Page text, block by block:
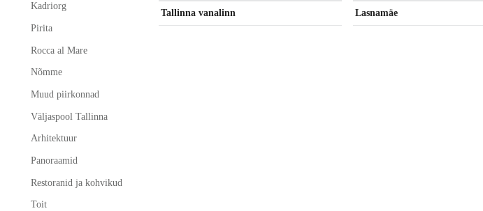
Kadriorg
Pirita
Rocca al Mare
Nõmme
Muud piirkonnad
Väljaspool Tallinna
Arhitektuur
Panoraamid
Restoranid ja kohvikud
Toit
Tallinna vanalinn Lasnamäe